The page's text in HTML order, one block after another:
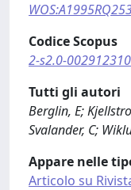
Codice Scopus
2-s2.0-
Tutti gli autori
Berglin, E;
Svalander, C;
Appare nelle
Articolo su